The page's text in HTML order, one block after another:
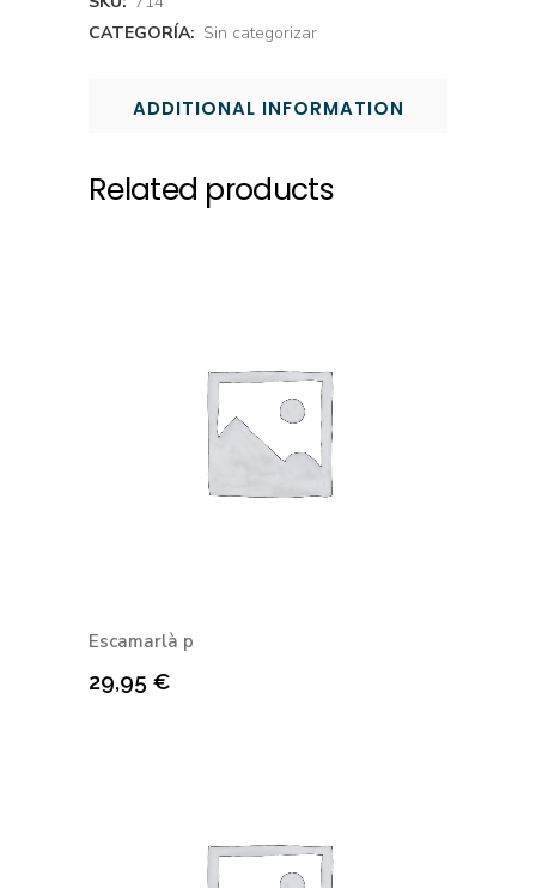
CATEGORÍA: Sin categorizar
ADDITIONAL INFORMATION
Related products
Escamarlà p
29,95 €